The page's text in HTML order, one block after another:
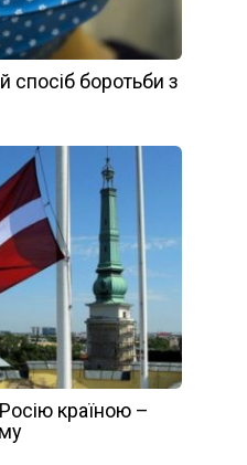
спосіб боротьби з
країною –